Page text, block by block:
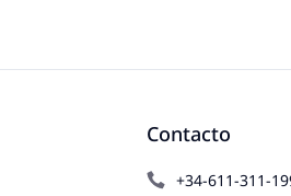
Contacto
+34-611-311-